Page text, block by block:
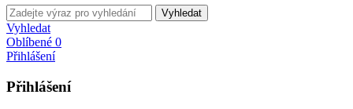
Vyhledat
Vyhledat
Oblíbené 0
Přihlášení
Přihlášení